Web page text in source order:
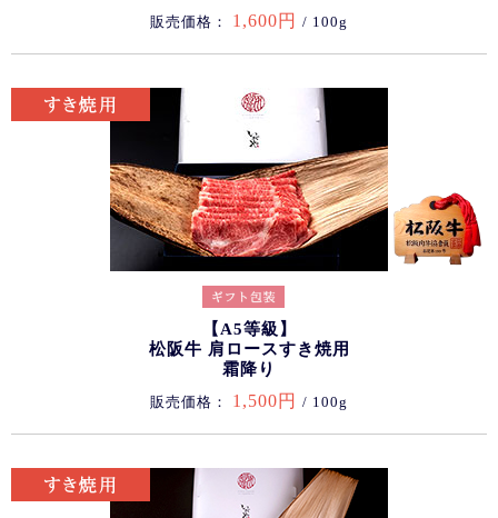
販売価格： 1,600円 / 100g
【A5等級】
松阪牛 肩ロースすき焼用
霜降り
販売価格： 1,500円 / 100g